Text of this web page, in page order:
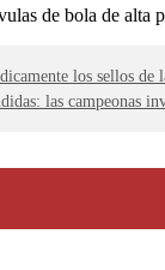
los sellos
las campeonas